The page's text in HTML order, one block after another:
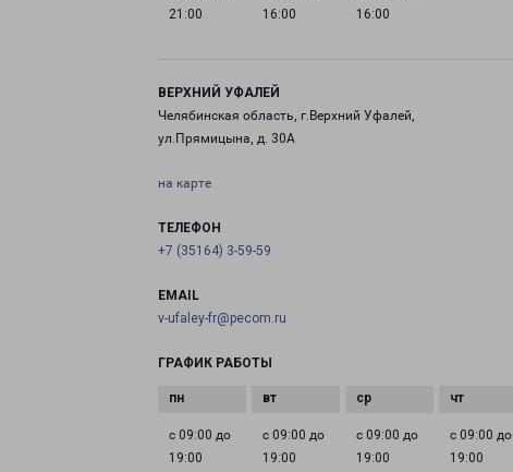
21:00
16:00
16:00
ВЕРХНИЙ УФАЛЕЙ
Челябинская область, г.Верхний Уфалей,
ул.Прямицына, д. 30А
на карте
ТЕЛЕФОН
+7 (35164) 3-59-59
EMAIL
v-ufaley-fr@pecom.ru
ГРАФИК РАБОТЫ
с 09:00 до
19:00
с 09:00 до
19:00
с 09:00 до
19:00
с 09:00 до
19:00